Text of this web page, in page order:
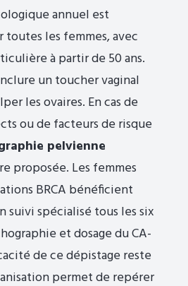
annuel est
toutes les femmes, avec
à partir de 50 ans.
un toucher vaginal
les ovaires. En cas de
ou de facteurs de risque
pelvienne
proposée. Les femmes
BRCA bénéficient
suivi spécialisé tous les six
et dosage du CA-
de ce dépistage reste
permet de repérer